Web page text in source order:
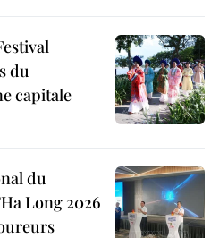
du
capitale
du
Long 2026